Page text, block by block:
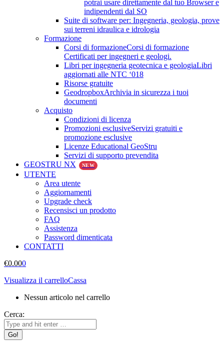
potrai usare direttamente dal tuo Browser e
indipendenti dal SO
Suite di software per: Ingegneria, geologia, prove
sui terreni idraulica e idrologia
Formazione
Corsi di formazioneCorsi di formazione
Certificati per ingegneri e geologi.
Libri per ingegneria geotecnica e geologiaLibri
aggiornati alle NTC ‘018
Risorse gratuite
GeodropboxArchivia in sicurezza i tuoi
documenti
Acquisto
Condizioni di licenza
Promozioni esclusiveServizi gratuiti e
promozione esclusive
Licenze Educational GeoStru
Servizi di supporto prevendita
GEOSTRU NX
NEW
UTENTE
Area utente
Aggiornamenti
Upgrade check
Recensisci un prodotto
FAQ
Assistenza
Password dimenticata
CONTATTI
€0.000
Visualizza il carrelloCassa
Nessun articolo nel carrello
Cerca: